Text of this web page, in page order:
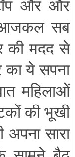
और और
आजकल सब
मदद से
का ये सपना
महिलाओं
की भूखी
सारा